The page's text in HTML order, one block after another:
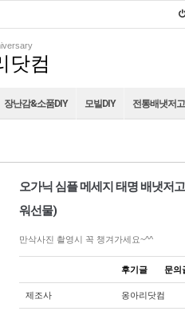
닷컴
장난감&소품DIY 모빌DIY 전통배냇저
오가닉 심플 메세지 태명 배냇저
워선물)
만삭사진 촬영시 꼭 챙겨가세요~^^
후기글 문의
제조사 옹아리닷컴